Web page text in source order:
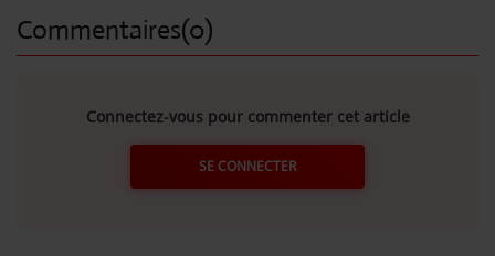
Commentaires(0)
Connectez-vous pour commenter cet article
SE CONNECTER